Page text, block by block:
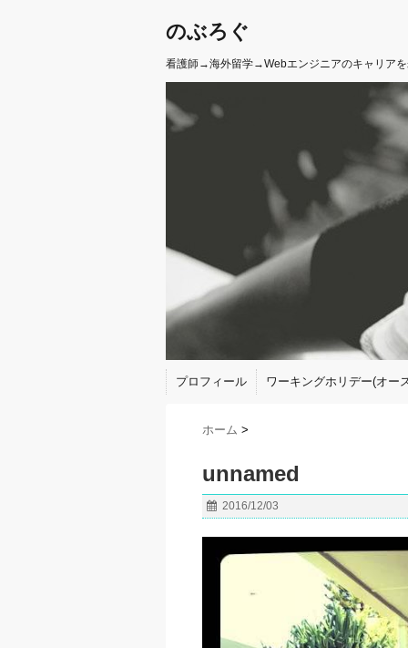
のぶろぐ
看護師→海外留学→Webエンジニアのキャリア
プロフィール ワーキングホリデー(オー
ホーム >
unnamed
2016/12/03